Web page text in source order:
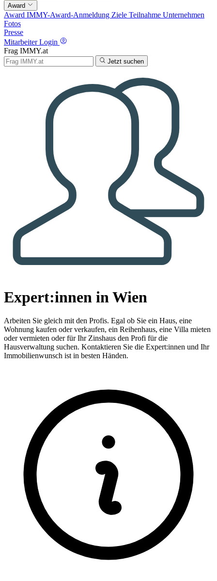
Award
Award IMMY-Award-Anmeldung Ziele Teilnahme Unternehmen
Fotos
Presse
Mitarbeiter Login
Frag IMMY.at
Jetzt suchen
Expert:innen in Wien
Arbeiten Sie gleich mit den Profis. Egal ob Sie ein Haus, eine
Wohnung kaufen oder verkaufen, ein Reihenhaus, eine Villa mieten
oder vermieten oder für Ihr Zinshaus den Profi für die
Hausverwaltung suchen. Kontaktieren Sie die Expert:innen und Ihr
Immobilienwunsch ist in besten Händen.